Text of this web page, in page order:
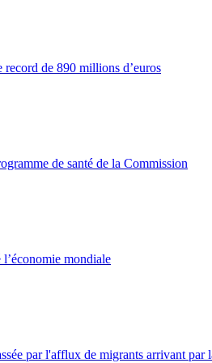
record de 890 millions d’euros
de santé de la Commission
mondiale
par l'afflux de migrants arrivant par